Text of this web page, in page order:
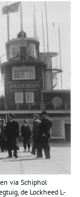
via Schiphol
de Lockheed L-